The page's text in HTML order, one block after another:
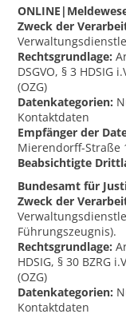
Zweck der
Rechtsgrundlage:
DSGVO, § 3 HDSIG
(OZG)
Datenkategorien:
Kontaktdaten
Empfänger der
Mierendorff-Straße
Beabsichtigte
Bundesamt für
Zweck der
Führungszeugnis).
Rechtsgrundlage:
HDSIG, § 30 BZRG
(OZG)
Datenkategorien:
Kontaktdaten